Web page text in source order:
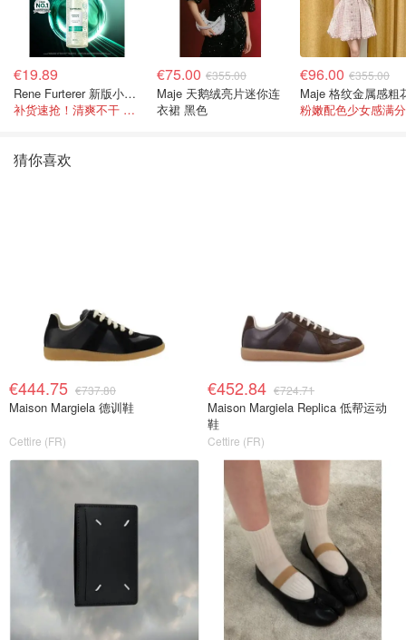
€19.89
Rene Furterer 新版小白珠洗发水 500ml
补货速抢！清爽不干 蓬松强韧秀发
€75.00 €355.00
Maje 天鹅绒亮片迷你连
衣裙 黑色
€96.00 €355.00
粉嫩配色少女感满
猜你喜欢
€444.75 €737.80
Maison Margiela 德训鞋
Cettire (FR)
€452.84 €724.71
Maison Margiela Replica 低帮运动
鞋
Cettire (FR)